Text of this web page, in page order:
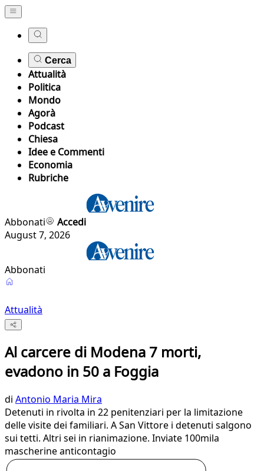
Cerca
Attualità
Politica
Mondo
Agorà
Podcast
Chiesa
Idee e Commenti
Economia
Rubriche
Abbonati
Accedi
August 7, 2026
Abbonati
Attualità
Al carcere di Modena 7 morti,
evadono in 50 a Foggia
di Antonio Maria Mira
Detenuti in rivolta in 22 penitenziari per la limitazione
delle visite dei familiari. A San Vittore i detenuti salgono
sui tetti. Altri sei in rianimazione. Inviate 100mila
mascherine anticontagio